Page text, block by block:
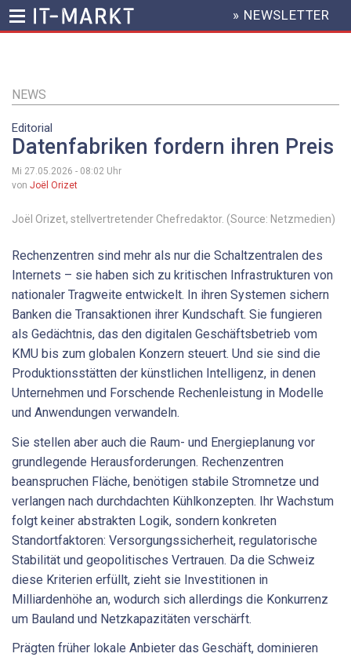
Inhalt
HEADER
MENU
» NEWSLETTER
NEWS
Editorial
Datenfabriken fordern ihren Preis
Mi 27.05.2026 - 08:02 Uhr
von Joël Orizet
Joël Orizet, stellvertretender Chefredaktor. (Source: Netzmedien)
Rechenzentren sind mehr als nur die Schaltzentralen des
Internets – sie haben sich zu kritischen Infrastrukturen von
nationaler Tragweite entwickelt. In ihren Systemen sichern
Banken die Transaktionen ihrer Kundschaft. Sie fungieren
als Gedächtnis, das den digitalen Geschäftsbetrieb vom
KMU bis zum globalen Konzern steuert. Und sie sind die
Produktionsstätten der künstlichen Intelligenz, in denen
Unternehmen und Forschende Rechenleistung in Modelle
und Anwendungen verwandeln.
Sie stellen aber auch die Raum- und Energieplanung vor
grundlegende Herausforderungen. Rechenzentren
beanspruchen Fläche, benötigen stabile Stromnetze und
verlangen nach durchdachten Kühlkonzepten. Ihr Wachstum
folgt keiner abstrakten Logik, sondern konkreten
Standortfaktoren: Versorgungssicherheit, regulatorische
Stabilität und geopolitisches Vertrauen. Da die Schweiz
diese Kriterien erfüllt, zieht sie Investitionen in
Milliardenhöhe an, wodurch sich allerdings die Konkurrenz
um Bauland und Netzkapazitäten verschärft.
Prägten früher lokale Anbieter das Geschäft, dominieren